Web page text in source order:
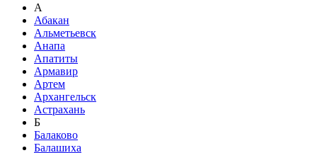
А
Абакан
Альметьевск
Анапа
Апатиты
Армавир
Артем
Архангельск
Астрахань
Б
Балаково
Балашиха